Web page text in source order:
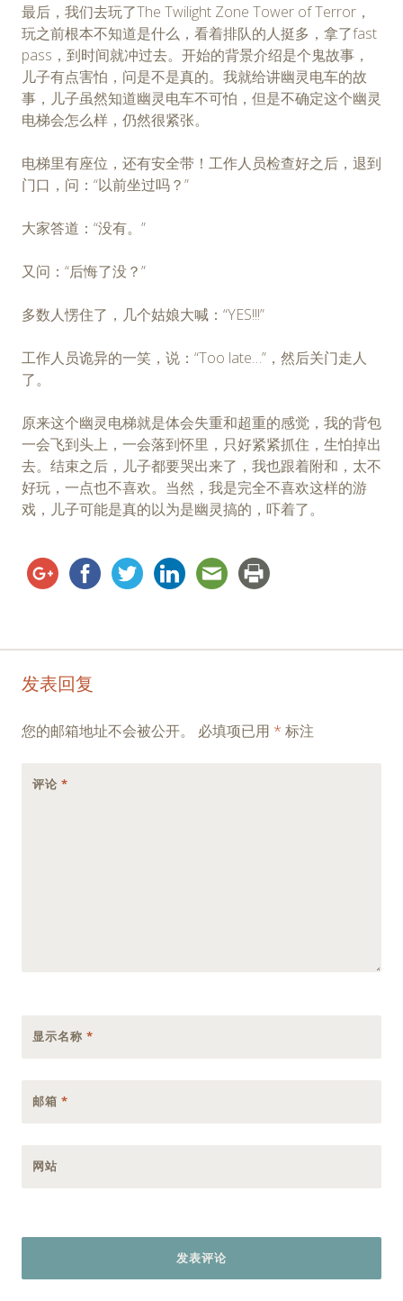
最后，我们去玩了The Twilight Zone Tower of Terror，
玩之前根本不知道是什么，看着排队的人挺多，拿了fast
pass，到时间就冲过去。开始的背景介绍是个鬼故事，
儿子有点害怕，问是不是真的。我就给讲幽灵电车的故
事，儿子虽然知道幽灵电车不可怕，但是不确定这个幽灵
电梯会怎么样，仍然很紧张。
电梯里有座位，还有安全带！工作人员检查好之后，退到
门口，问：“以前坐过吗？”
大家答道：“没有。”
又问：“后悔了没？”
多数人愣住了，几个姑娘大喊：“YES!!!”
工作人员诡异的一笑，说：“Too late…”，然后关门走人
了。
原来这个幽灵电梯就是体会失重和超重的感觉，我的背包
一会飞到头上，一会落到怀里，只好紧紧抓住，生怕掉出
去。结束之后，儿子都要哭出来了，我也跟着附和，太不
好玩，一点也不喜欢。当然，我是完全不喜欢这样的游
戏，儿子可能是真的以为是幽灵搞的，吓着了。
Post
navigation
发表回复
您的邮箱地址不会被公开。 必填项已用 * 标注
评论 *
显示名称 *
邮箱 *
网站